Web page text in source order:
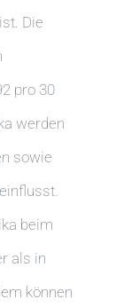
Die
pro 30
werden
sowie
beim
als in
können